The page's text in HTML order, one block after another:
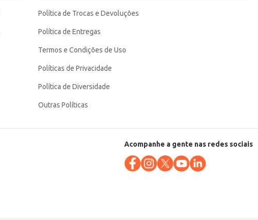
Política de Trocas e Devoluções
Política de Entregas
Termos e Condições de Uso
Políticas de Privacidade
Política de Diversidade
Outras Políticas
Acompanhe a gente nas redes sociais